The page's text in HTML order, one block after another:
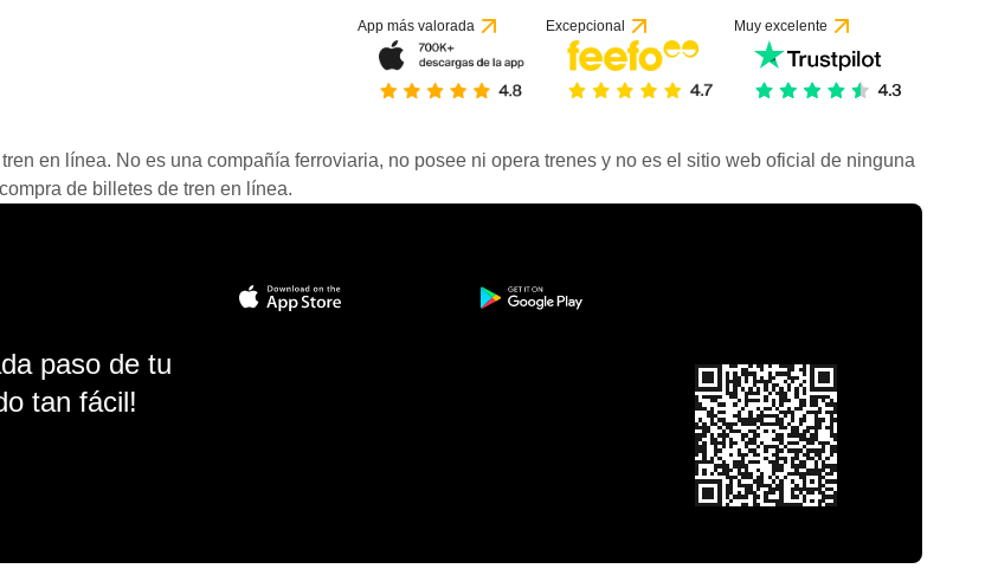
App más valorada Excepcional Muy excelente
en línea. No es una compañía ferroviaria, no posee ni opera trenes y no es el sitio web oficial de ninguna
de billetes de tren en línea.
paso de tu
tan fácil!